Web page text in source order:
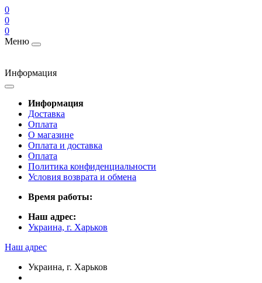
0
0
0
Меню
Информация
Информация
Доставка
Оплата
О магазине
Оплата и доставка
Оплата
Политика конфиденциальности
Условия возврата и обмена
Время работы:
Наш адрес:
Украина, г. Харьков
Наш адрес
Украина, г. Харьков